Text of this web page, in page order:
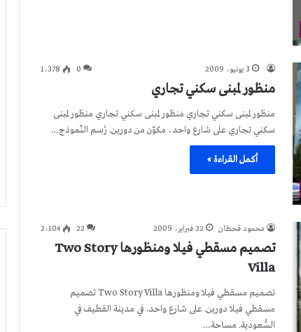
3 يونيو، 2009 0 1٬378
منظور لمبنى سكني تجاري
منظور لمبنى سكني تجاري منظور لمبنى سكني تجاري منظور لمبنى
سكني تجاري على شارع واحد، مكوّن من دورين. رُسم النّموذج…
أكمل القراءة »
محمود قحطان 22 فبراير، 2009 22 2٬104
تصميم مسقطي فيلا ومنظورها Two Story
Villa
تصميم مسقطي فيلا ومنظورها Two Story Villa تصميم
مسقطي فيلا دورين. على شارع واحد. في مدينة القطيف في
السُّعودية. مساحة…